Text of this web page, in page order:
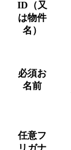
ID（又
は物件
名）
必須お
名前
任意フ